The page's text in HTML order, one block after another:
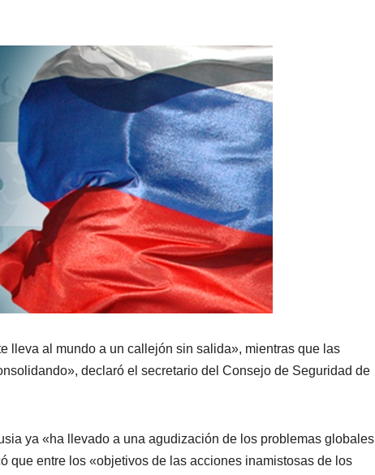
lleva al mundo a un callejón sin salida», mientras que las
declaró el secretario del Consejo de Seguridad de
ya «ha llevado a una agudización de los problemas globales
que entre los «objetivos de las acciones inamistosas de los